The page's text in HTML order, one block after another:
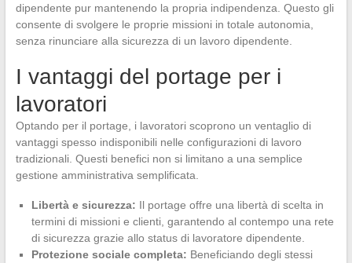
dipendente pur mantenendo la propria indipendenza. Questo gli
consente di svolgere le proprie missioni in totale autonomia,
senza rinunciare alla sicurezza di un lavoro dipendente.
I vantaggi del portage per i
lavoratori
Optando per il portage, i lavoratori scoprono un ventaglio di
vantaggi spesso indisponibili nelle configurazioni di lavoro
tradizionali. Questi benefici non si limitano a una semplice
gestione amministrativa semplificata.
Libertà e sicurezza: Il portage offre una libertà di scelta in
termini di missioni e clienti, garantendo al contempo una rete
di sicurezza grazie allo status di lavoratore dipendente.
Protezione sociale completa: Beneficiando degli stessi